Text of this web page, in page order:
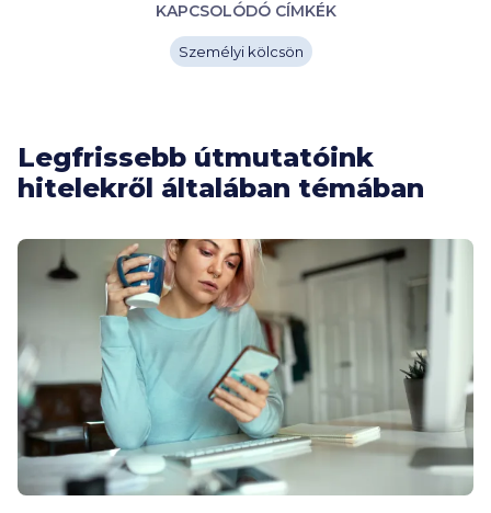
KAPCSOLÓDÓ CÍMKÉK
Személyi kölcsön
Legfrissebb útmutatóink
hitelekről általában témában